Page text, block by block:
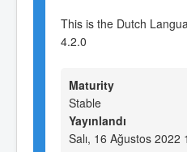
This is the Dutch
4.2.0
Maturity
Stable
Yayınlandı
Salı, 16 Ağustos 2022